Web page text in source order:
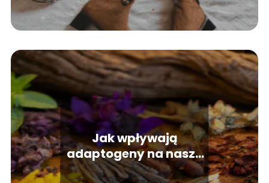
Jak wpływają
adaptogeny na nasze
zdrowie